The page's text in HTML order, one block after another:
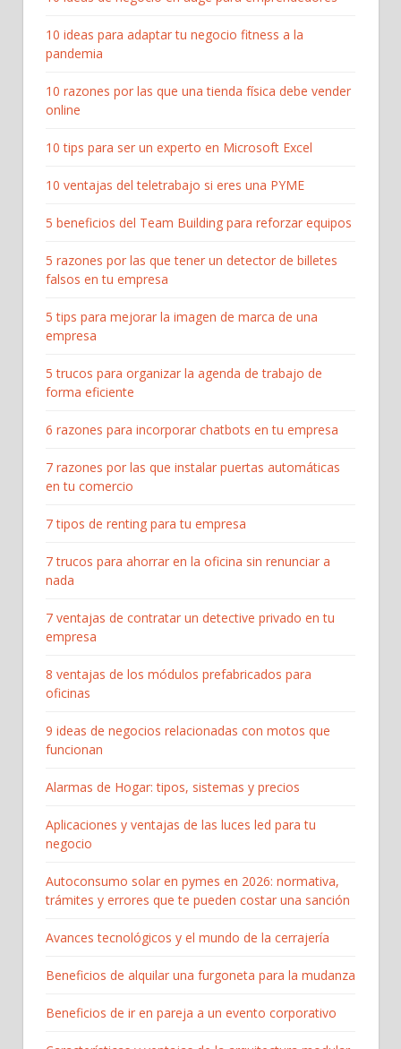
10 ideas para adaptar tu negocio fitness a la
pandemia
10 razones por las que una tienda física debe vender
online
10 tips para ser un experto en Microsoft Excel
10 ventajas del teletrabajo si eres una PYME
5 beneficios del Team Building para reforzar equipos
5 razones por las que tener un detector de billetes
falsos en tu empresa
5 tips para mejorar la imagen de marca de una
empresa
5 trucos para organizar la agenda de trabajo de
forma eficiente
6 razones para incorporar chatbots en tu empresa
7 razones por las que instalar puertas automáticas
en tu comercio
7 tipos de renting para tu empresa
7 trucos para ahorrar en la oficina sin renunciar a
nada
7 ventajas de contratar un detective privado en tu
empresa
8 ventajas de los módulos prefabricados para
oficinas
9 ideas de negocios relacionadas con motos que
funcionan
Alarmas de Hogar: tipos, sistemas y precios
Aplicaciones y ventajas de las luces led para tu
negocio
Autoconsumo solar en pymes en 2026: normativa,
trámites y errores que te pueden costar una sanción
Avances tecnológicos y el mundo de la cerrajería
Beneficios de alquilar una furgoneta para la mudanza
Beneficios de ir en pareja a un evento corporativo